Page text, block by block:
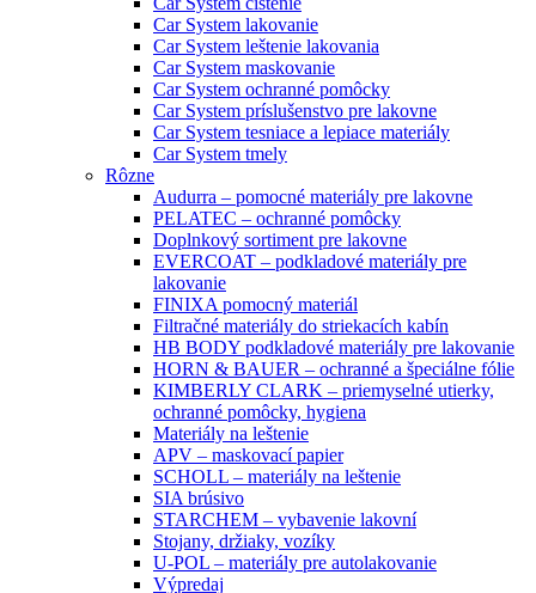
Car System lakovanie
Car System leštenie lakovania
Car System maskovanie
Car System ochranné pomôcky
Car System príslušenstvo pre lakovne
Car System tesniace a lepiace materiály
Car System tmely
Rôzne
Audurra – pomocné materiály pre lakovne
PELATEC – ochranné pomôcky
Doplnkový sortiment pre lakovne
EVERCOAT – podkladové materiály pre
lakovanie
FINIXA pomocný materiál
Filtračné materiály do striekacích kabín
HB BODY podkladové materiály pre lakovanie
HORN & BAUER – ochranné a špeciálne fólie
KIMBERLY CLARK – priemyselné utierky,
ochranné pomôcky, hygiena
Materiály na leštenie
APV – maskovací papier
SCHOLL – materiály na leštenie
SIA brúsivo
STARCHEM – vybavenie lakovní
Stojany, držiaky, vozíky
U-POL – materiály pre autolakovanie
Výpredaj